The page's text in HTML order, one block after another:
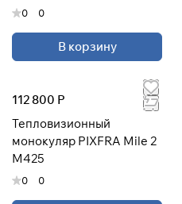
0 0
В корзину
112 800 Р
Тепловизионный
монокуляр PIXFRA Mile 2
М425
0 0